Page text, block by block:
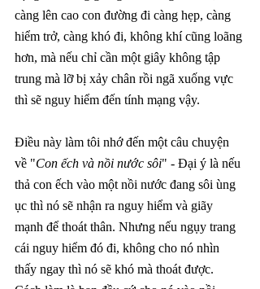
càng lên cao con đường đi càng hẹp, càng
hiểm trở, càng khó đi, không khí cũng loãng
hơn, mà nếu chỉ cần một giây không tập
trung mà lỡ bị xảy chân rồi ngã xuống vực
thì sẽ nguy hiểm đến tính mạng vậy.
Điều này làm tôi nhớ đến một câu chuyện
về "Con ếch và nồi nước sôi" - Đại ý là nếu
thả con ếch vào một nồi nước đang sôi ùng
ục thì nó sẽ nhận ra nguy hiểm và giãy
mạnh để thoát thân. Nhưng nếu ngụy trang
cái nguy hiểm đó đi, không cho nó nhìn
thấy ngay thì nó sẽ khó mà thoát được.